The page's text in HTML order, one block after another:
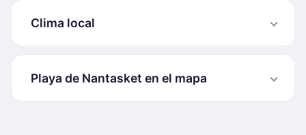
Clima local
Playa de Nantasket en el mapa